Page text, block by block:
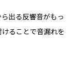
出る反響音がもっ
ることで音漏れを